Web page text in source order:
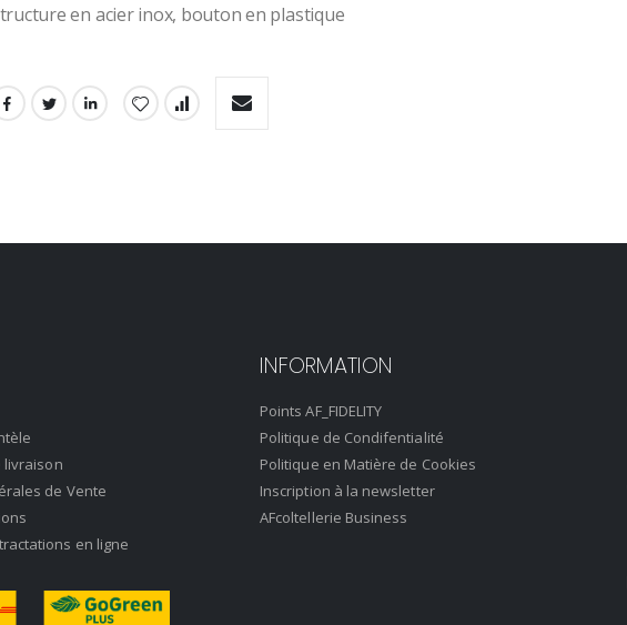
en acier inox, bouton en plastique
livraison
de Vente
en ligne
INFORMATION
Points AF_FIDELITY
Politique de Condifentialité
Politique en Matière de Cookies
Inscription à la newsletter
AFcoltellerie Business